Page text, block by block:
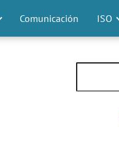
Comunicación ISO